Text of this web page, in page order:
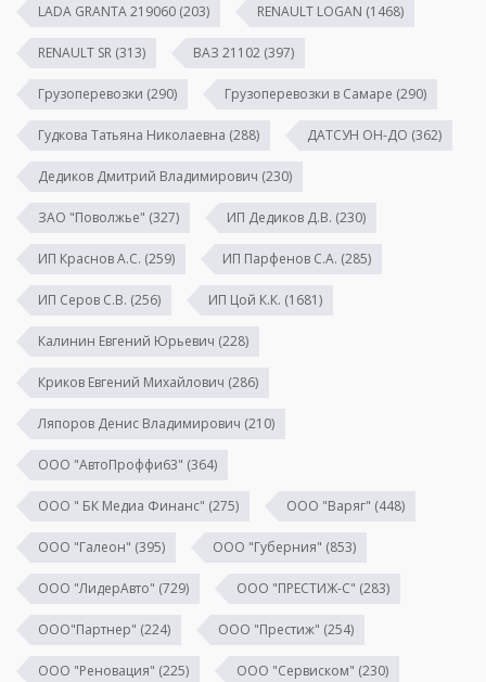
LADA GRANTA 219060 (203) RENAULT LOGAN (1468)
RENAULT SR (313) ВАЗ 21102 (397)
Грузоперевозки (290) Грузоперевозки в Самаре (290)
Гудкова Татьяна Николаевна (288) ДАТСУН ОН-ДО (362)
Дедиков Дмитрий Владимирович (230)
ЗАО "Поволжье" (327) ИП Дедиков Д.В. (230)
ИП Краснов А.С. (259) ИП Парфенов С.А. (285)
ИП Серов С.В. (256) ИП Цой К.К. (1681)
Калинин Евгений Юрьевич (228)
Криков Евгений Михайлович (286)
Ляпоров Денис Владимирович (210)
ООО "АвтоПроффи63" (364)
ООО " БК Медиа Финанс" (275) ООО "Варяг" (448)
ООО "Галеон" (395) ООО "Губерния" (853)
ООО "ЛидерАвто" (729) ООО "ПРЕСТИЖ-С" (283)
ООО"Партнер" (224) ООО "Престиж" (254)
ООО "Реновация" (225) ООО "Сервиском" (230)